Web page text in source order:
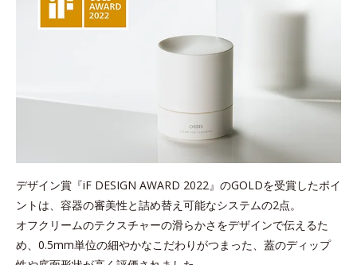
デザイン賞『iF DESIGN AWARD 2022』のGOLDを受賞したポイ
ントは、容器の審美性と詰め替え可能なシステムの2点。
オフクリームのテクスチャーの滑らかさをデザインで伝えるた
め、 0.5mm単位の細やかなこだわりがつまった、蓋のディップ